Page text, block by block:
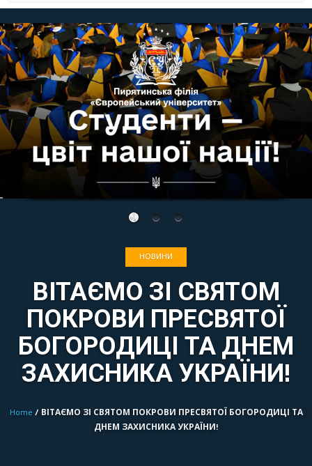
НОВИНИ
ВІТАЄМО ЗІ СВЯТОМ
ПОКРОВИ ПРЕСВЯТОЇ
БОГОРОДИЦІ ТА ДНЕМ
ЗАХИСНИКА УКРАЇНИ!
Home / ВІТАЄМО ЗІ СВЯТОМ ПОКРОВИ ПРЕСВЯТОЇ БОГОРОДИЦІ ТА
ДНЕМ ЗАХИСНИКА УКРАЇНИ!